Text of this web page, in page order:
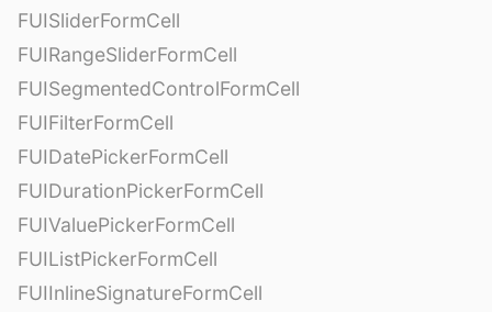
FUISliderFormCell
FUIRangeSliderFormCell
FUISegmentedControlFormCell
FUIFilterFormCell
FUIDatePickerFormCell
FUIDurationPickerFormCell
FUIValuePickerFormCell
FUIListPickerFormCell
FUIInlineSignatureFormCell